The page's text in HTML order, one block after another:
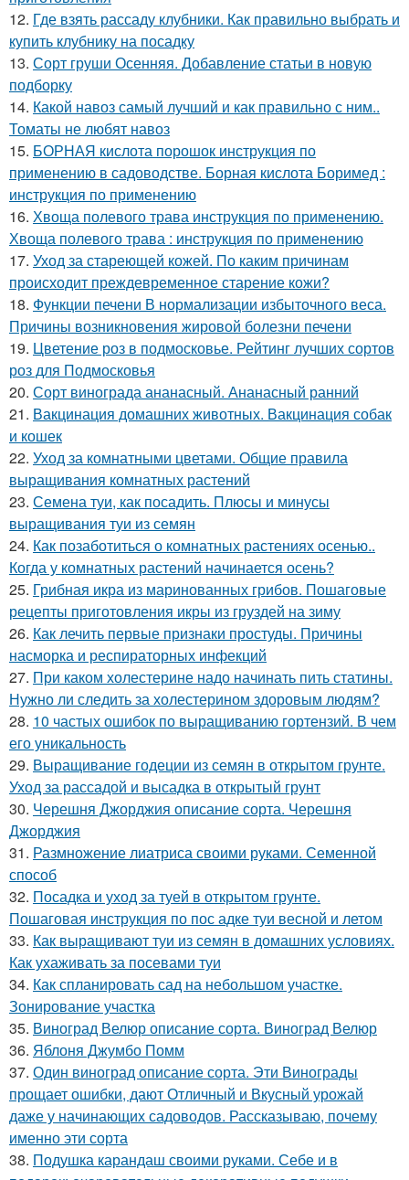
12. Где взять рассаду клубники. Как правильно выбрать и
купить клубнику на посадку
13. Сорт груши Осенняя. Добавление статьи в новую
подборку
14. Какой навоз самый лучший и как правильно с ним..
Томаты не любят навоз
15. БОРНАЯ кислота порошок инструкция по
применению в садоводстве. Борная кислота Боримед :
инструкция по применению
16. Хвоща полевого трава инструкция по применению.
Хвоща полевого трава : инструкция по применению
17. Уход за стареющей кожей. По каким причинам
происходит преждевременное старение кожи?
18. Функции печени В нормализации избыточного веса.
Причины возникновения жировой болезни печени
19. Цветение роз в подмосковье. Рейтинг лучших сортов
роз для Подмосковья
20. Сорт винограда ананасный. Ананасный ранний
21. Вакцинация домашних животных. Вакцинация собак
и кошек
22. Уход за комнатными цветами. Общие правила
выращивания комнатных растений
23. Семена туи, как посадить. Плюсы и минусы
выращивания туи из семян
24. Как позаботиться о комнатных растениях осенью..
Когда у комнатных растений начинается осень?
25. Грибная икра из маринованных грибов. Пошаговые
рецепты приготовления икры из груздей на зиму
26. Как лечить первые признаки простуды. Причины
насморка и респираторных инфекций
27. При каком холестерине надо начинать пить статины.
Нужно ли следить за холестерином здоровым людям?
28. 10 частых ошибок по выращиванию гортензий. В чем
его уникальность
29. Выращивание годеции из семян в открытом грунте.
Уход за рассадой и высадка в открытый грунт
30. Черешня Джорджия описание сорта. Черешня
Джорджия
31. Размножение лиатриса своими руками. Семенной
способ
32. Посадка и уход за туей в открытом грунте.
Пошаговая инструкция по пос адке туи весной и летом
33. Как выращивают туи из семян в домашних условиях.
Как ухаживать за посевами туи
34. Как спланировать сад на небольшом участке.
Зонирование участка
35. Виноград Велюр описание сорта. Виноград Велюр
36. Яблоня Джумбо Помм
37. Один виноград описание сорта. Эти Винограды
прощает ошибки, дают Отличный и Вкусный урожай
даже у начинающих садоводов. Рассказываю, почему
именно эти сорта
38. Подушка карандаш своими руками. Себе и в